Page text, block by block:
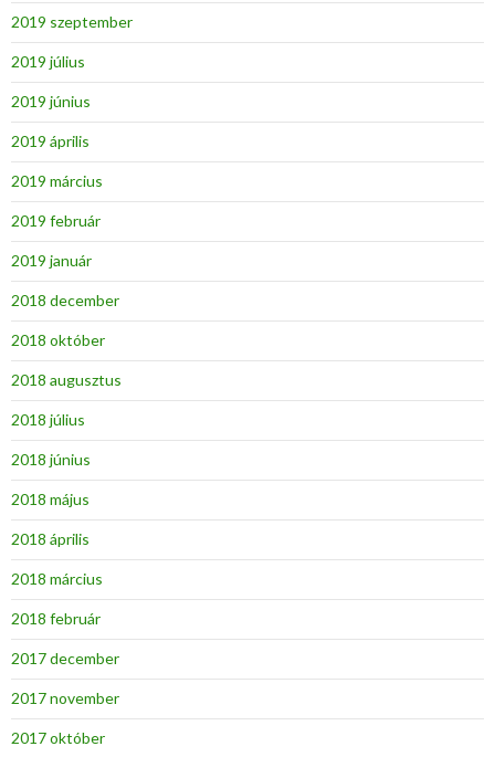
2019 szeptember
2019 július
2019 június
2019 április
2019 március
2019 február
2019 január
2018 december
2018 október
2018 augusztus
2018 július
2018 június
2018 május
2018 április
2018 március
2018 február
2017 december
2017 november
2017 október